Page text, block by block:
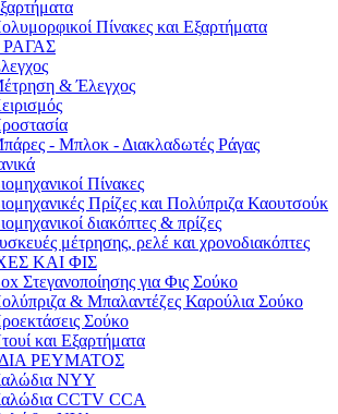
Πίνακες και Εξαρτήματα
& Έλεγχος
- Μπλοκ - Διακλαδωτές Ράγας
Πίνακες
Πρίζες και Πολύπριζα Καουτσούκ
διακόπτες & πρίζες
μέτρησης, ρελέ και χρονοδιακόπτες
ΚΑΙ ΦΙΣ
Στεγανοποίησης για Φις Σούκο
& Μπαλαντέζες Καρούλια Σούκο
Σούκο
και Εξαρτήματα
ΡΕΥΜΑΤΟΣ
NYY
CCTV CCA